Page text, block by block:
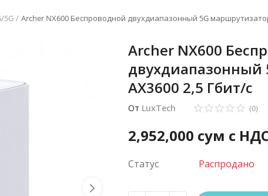
5G Archer NX600 Беспроводной двухдиапазонный 5G
Archer NX600
двухдиапазонный
AX3600 2,5 Гбит/с
От LuxTech (0)
2,952,000 сум с
Статус Распродано